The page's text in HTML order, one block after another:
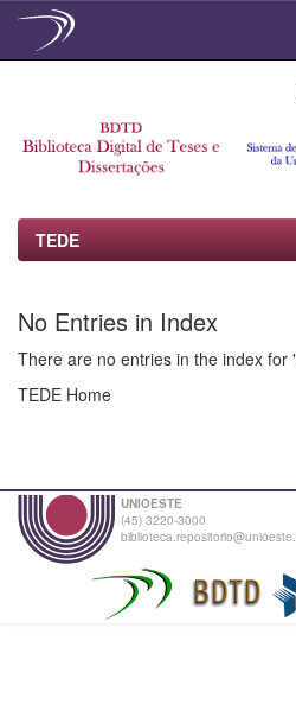
TEDE
No Entries in Index
There are no entries in the index for
TEDE Home
UNIOESTE
(45) 3220-3000